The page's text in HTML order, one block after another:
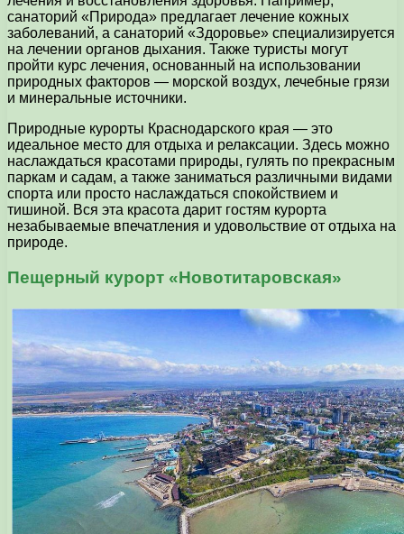
санаторий «Природа» предлагает лечение кожных
заболеваний, а санаторий «Здоровье» специализируется
на лечении органов дыхания. Также туристы могут
пройти курс лечения, основанный на использовании
природных факторов — морской воздух, лечебные грязи
и минеральные источники.
Природные курорты Краснодарского края — это
идеальное место для отдыха и релаксации. Здесь можно
наслаждаться красотами природы, гулять по прекрасным
паркам и садам, а также заниматься различными видами
спорта или просто наслаждаться спокойствием и
тишиной. Вся эта красота дарит гостям курорта
незабываемые впечатления и удовольствие от отдыха на
природе.
Пещерный курорт «Новотитаровская»